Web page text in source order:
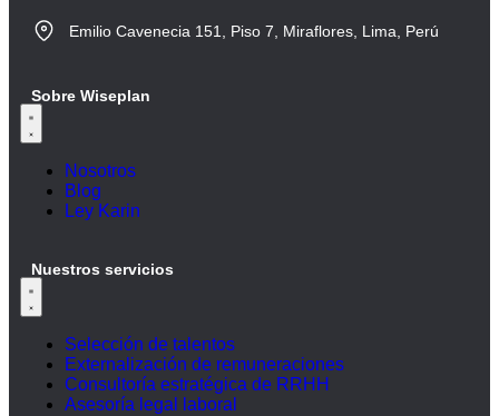
Emilio Cavenecia 151, Piso 7, Miraflores, Lima, Perú
Sobre Wiseplan
Nosotros
Blog
Ley Karin
Nuestros servicios
Selección de talentos
Externalización de remuneraciones
Consultoría estratégica de RRHH
Asesoría legal laboral